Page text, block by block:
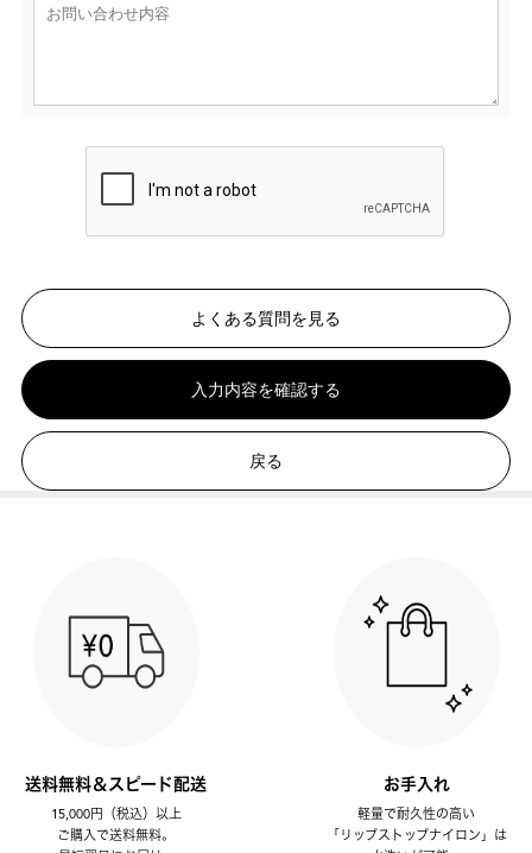
よくある質問を見る
入力内容を確認する
戻る
送料無料＆スピード配送
15,000円（税込）以上
ご購入で送料無料。
お手入れ
軽量で耐久性の高い
「リップストップナイロン」は